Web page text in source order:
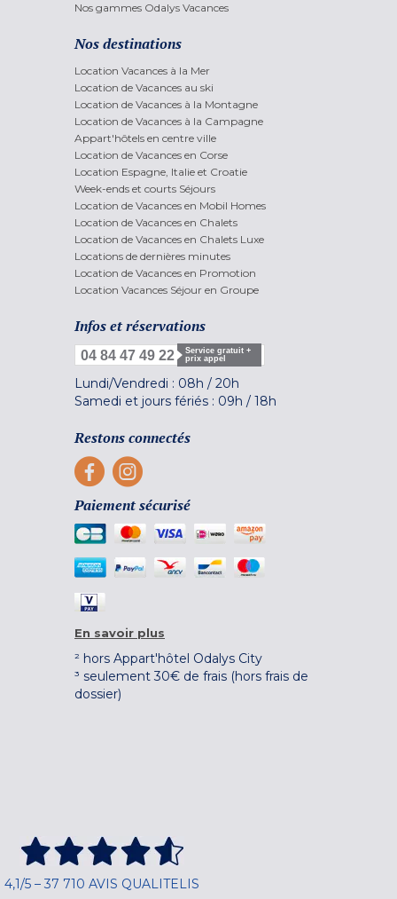
Nos gammes Odalys Vacances
Nos destinations
Location Vacances à la Mer
Location de Vacances au ski
Location de Vacances à la Montagne
Location de Vacances à la Campagne
Appart'hôtels en centre ville
Location de Vacances en Corse
Location Espagne, Italie et Croatie
Week-ends et courts Séjours
Location de Vacances en Mobil Homes
Location de Vacances en Chalets
Location de Vacances en Chalets Luxe
Locations de dernières minutes
Location de Vacances en Promotion
Location Vacances Séjour en Groupe
Infos et réservations
04 84 47 49 22
Service gratuit +
prix appel
Lundi/Vendredi : 08h / 20h
Samedi et jours fériés : 09h / 18h
Restons connectés
Paiement sécurisé
En savoir plus
² hors Appart'hôtel Odalys City
³ seulement 30€ de frais (hors frais de
dossier)
4,1/5 – 37 710 AVIS QUALITELIS